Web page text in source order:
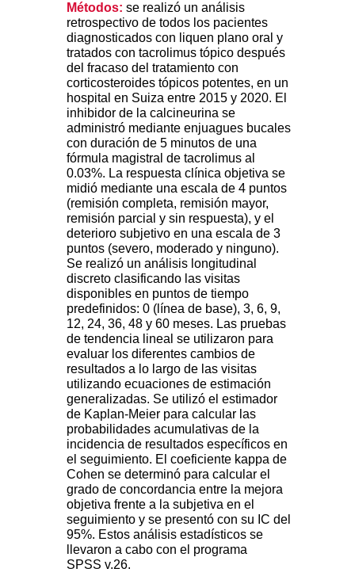
Métodos: se realizó un análisis
retrospectivo de todos los pacientes
diagnosticados con liquen plano oral y
tratados con tacrolimus tópico después
del fracaso del tratamiento con
corticosteroides tópicos potentes, en un
hospital en Suiza entre 2015 y 2020. El
inhibidor de la calcineurina se
administró mediante enjuagues bucales
con duración de 5 minutos de una
fórmula magistral de tacrolimus al
0.03%. La respuesta clínica objetiva se
midió mediante una escala de 4 puntos
(remisión completa, remisión mayor,
remisión parcial y sin respuesta), y el
deterioro subjetivo en una escala de 3
puntos (severo, moderado y ninguno).
Se realizó un análisis longitudinal
discreto clasificando las visitas
disponibles en puntos de tiempo
predefinidos: 0 (línea de base), 3, 6, 9,
12, 24, 36, 48 y 60 meses. Las pruebas
de tendencia lineal se utilizaron para
evaluar los diferentes cambios de
resultados a lo largo de las visitas
utilizando ecuaciones de estimación
generalizadas. Se utilizó el estimador
de Kaplan-Meier para calcular las
probabilidades acumulativas de la
incidencia de resultados específicos en
el seguimiento. El coeficiente kappa de
Cohen se determinó para calcular el
grado de concordancia entre la mejora
objetiva frente a la subjetiva en el
seguimiento y se presentó con su IC del
95%. Estos análisis estadísticos se
llevaron a cabo con el programa
SPSS v.26.